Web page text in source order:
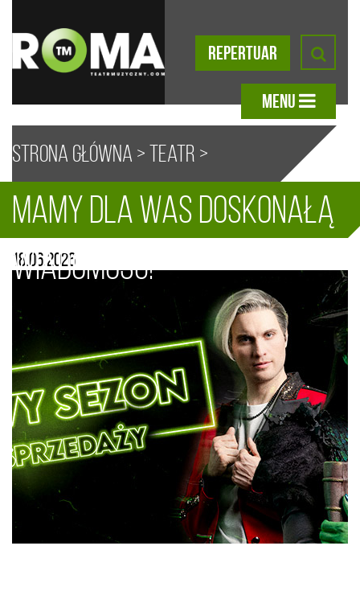
REPERTUAR
MENU
Strona główna >Teatr >
Aktualności > Mamy dla Was
doskonałą wiadomość!
A A A
Mamy dla Was doskonałą
wiadomość!
18.06.2026